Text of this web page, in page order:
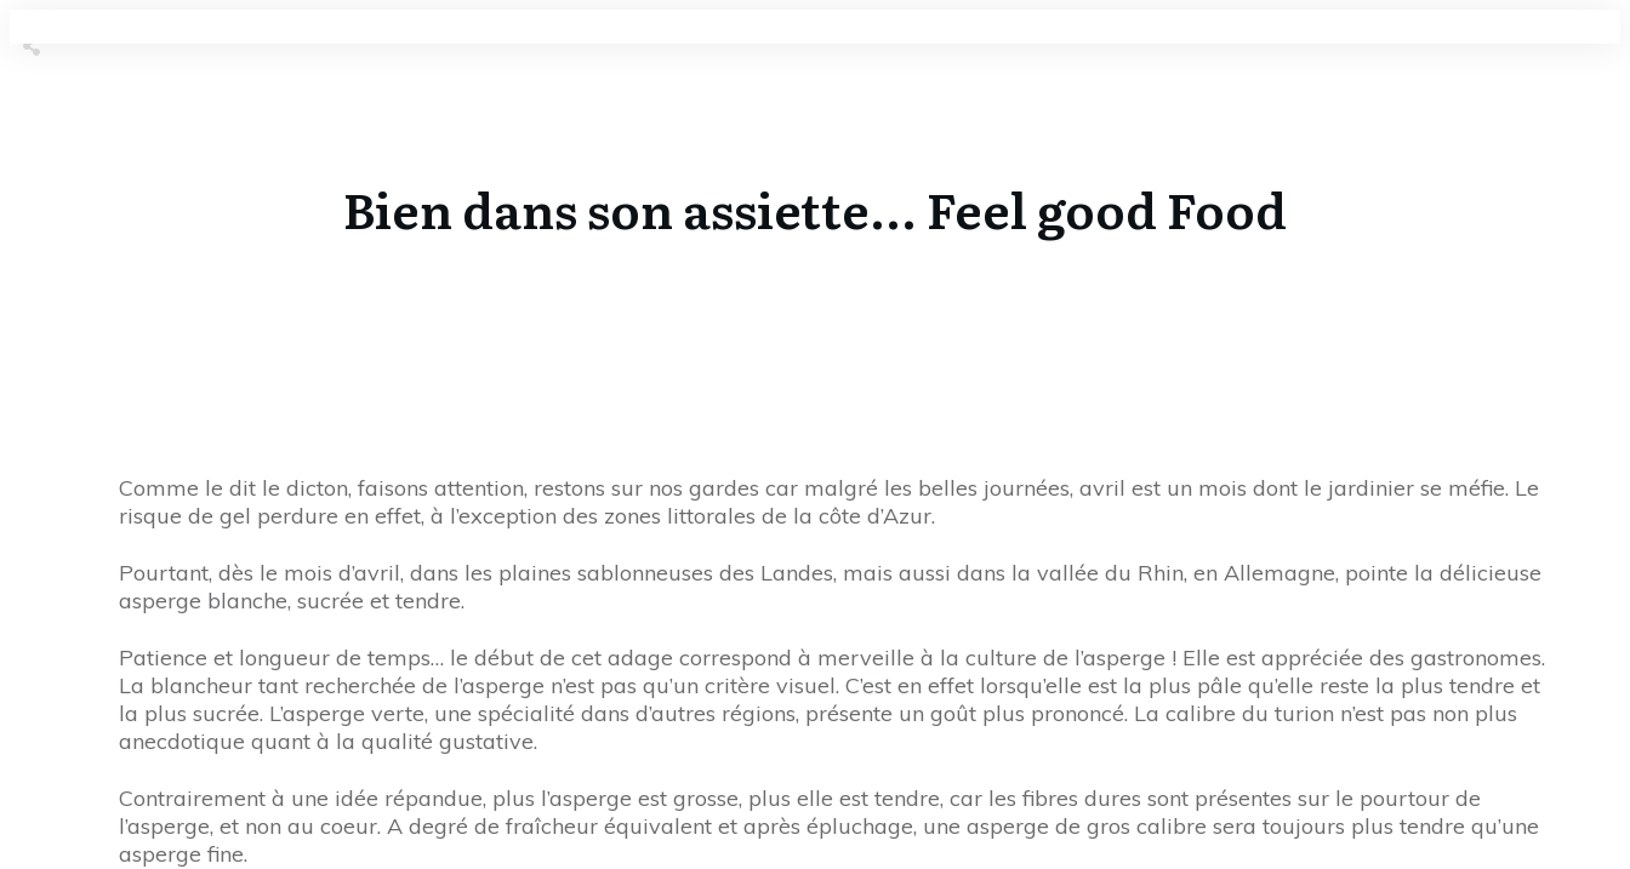
Bien dans son assiette... Feel good Food
Comme le dit le dicton, faisons attention, restons sur nos gardes car malgré les belles journées, avril est un mois dont le jardinier se méfie. Le
risque de gel perdure en effet, à l’exception des zones littorales de la côte d’Azur.
Pourtant, dès le mois d’avril, dans les plaines sablonneuses des Landes, mais aussi dans la vallée du Rhin, en Allemagne, pointe la délicieuse
asperge blanche, sucrée et tendre.
Patience et longueur de temps… le début de cet adage correspond à merveille à la culture de l’asperge ! Elle est appréciée des gastronomes.
La blancheur tant recherchée de l’asperge n’est pas qu’un critère visuel. C’est en effet lorsqu’elle est la plus pâle qu’elle reste la plus tendre et
la plus sucrée. L’asperge verte, une spécialité dans d’autres régions, présente un goût plus prononcé. La calibre du turion n’est pas non plus
anecdotique quant à la qualité gustative.
Contrairement à une idée répandue, plus l’asperge est grosse, plus elle est tendre, car les fibres dures sont présentes sur le pourtour de
l’asperge, et non au coeur. A degré de fraîcheur équivalent et après épluchage, une asperge de gros calibre sera toujours plus tendre qu’une
asperge fine.